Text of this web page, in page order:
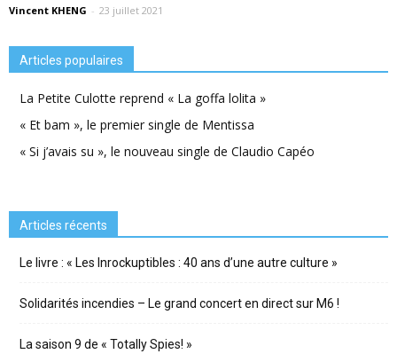
Vincent KHENG - 23 juillet 2021
Articles populaires
La Petite Culotte reprend « La goffa lolita »
« Et bam », le premier single de Mentissa
« Si j’avais su », le nouveau single de Claudio Capéo
Articles récents
Le livre : « Les Inrockuptibles : 40 ans d’une autre culture »
Solidarités incendies – Le grand concert en direct sur M6 !
La saison 9 de « Totally Spies! »